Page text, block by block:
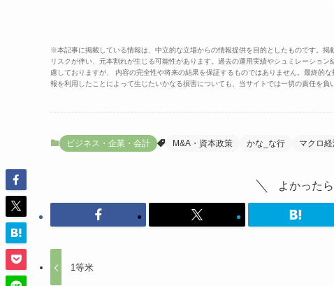
※本記事に掲載している情報は、中立的な立場からの情報提供を目的としたものです。
リスクが伴い、元本割れが生じる可能性があります。過去の運用実績やシュミレーショ
慮しておりますが、 内容の完全性や将来の結果を保証するものではありません。最終的
報を利用したことによって生じたいかなる損害についても、当サイトでは一切の責任を負
ビジネス・企業・会計 M&A・資本政策 かな_な行 マクロ
よかった
1等米